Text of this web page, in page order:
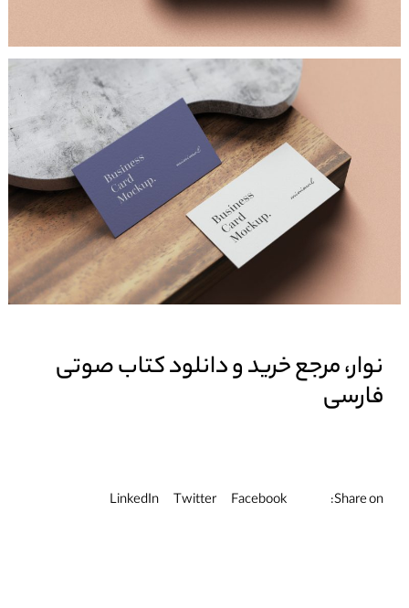
نوار، مرجع خرید و دانلود کتاب صوتی
فارسی
Share on:
Facebook
Twitter
LinkedIn